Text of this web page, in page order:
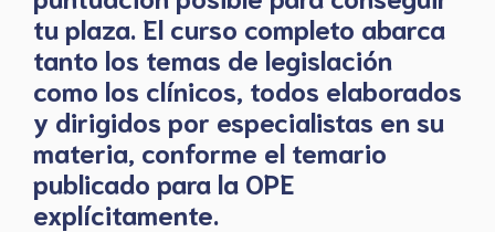
tu plaza. El curso completo abarca
tanto los temas de legislación
como los clínicos, todos elaborados
y dirigidos por especialistas en su
materia, conforme el temario
publicado para la OPE
explícitamente.